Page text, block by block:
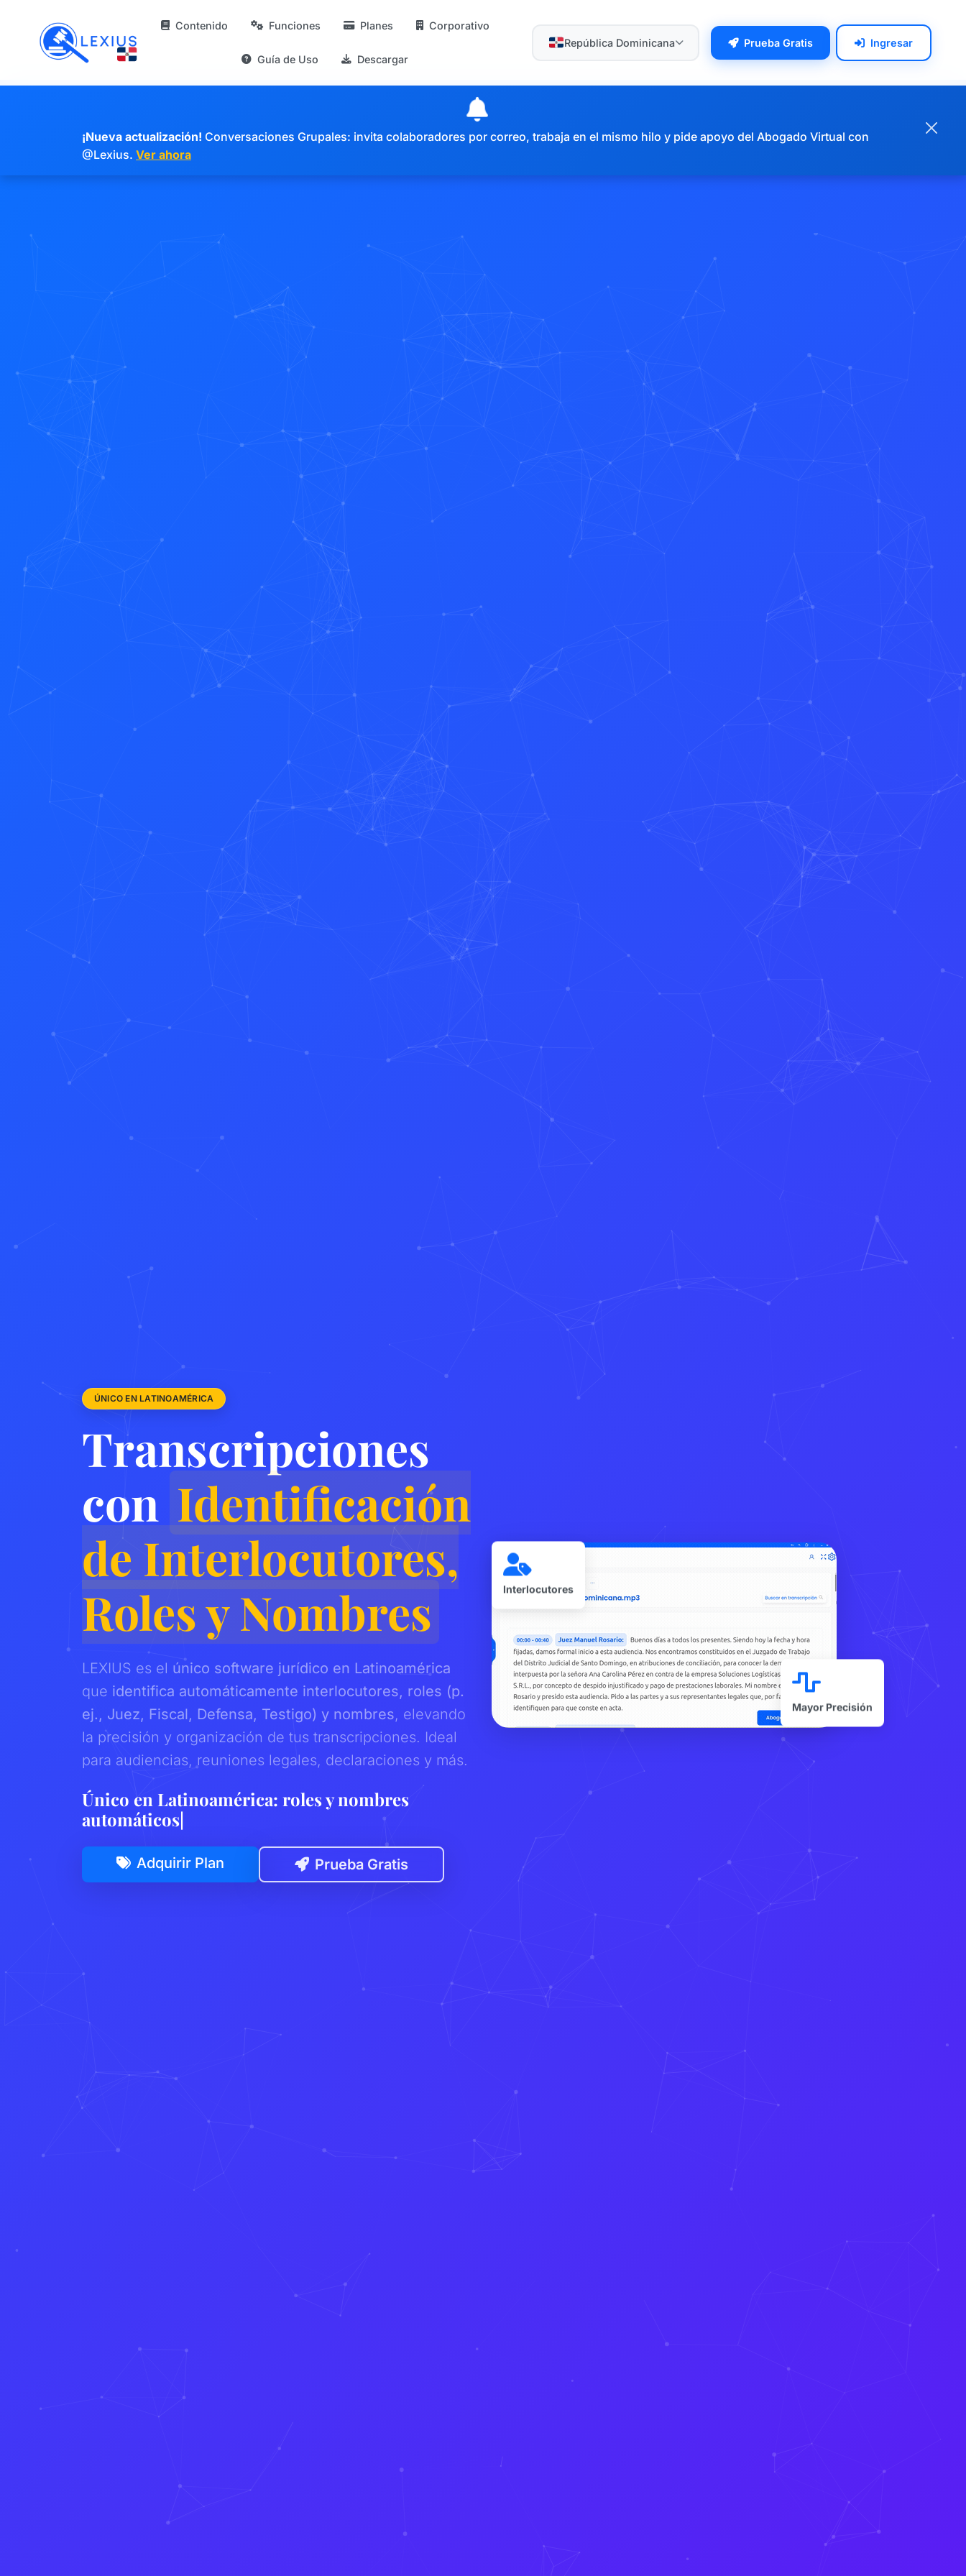
Contenido Funciones Planes Corporativo
Guía de Uso Descargar
República Dominicana Prueba Gratis Ingresar
¡Nueva actualización! Conversaciones Grupales: invita colaboradores por correo, trabaja en el mismo hilo y pide apoyo del Abogado Virtual con
@Lexius. Ver ahora
ÚNICO EN LATINOAMÉRICA
Transcripciones
conIdentificación
de Interlocutores,
Roles y Nombres
LEXIUS es el único software jurídico en Latinoamérica
que identifica automáticamente interlocutores, roles (p.
ej., Juez, Fiscal, Defensa, Testigo) y nombres, elevando
la precisión y organización de tus transcripciones. Ideal
para audiencias, reuniones legales, declaraciones y más.
Único en Latinoamérica: roles y no|
Adquirir Plan Prueba Gratis
Interlocutores
Mayor Precisión